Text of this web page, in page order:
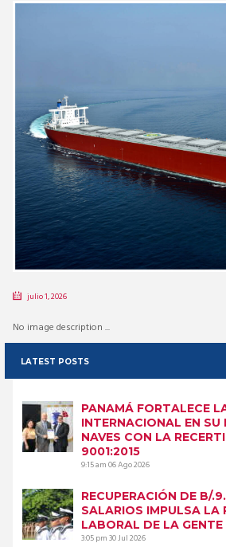
julio 1, 2026
No image description ...
LATEST POSTS
PANAMÁ FORTALECE
INTERNACIONAL EN SU
NAVES CON LA
9001:2015
9:15 am06 Ago 2026
RECUPERACIÓN DE B/
SALARIOS IMPULSA LA
LABORAL DE LA GENTE
3:05 pm30 Jul 2026